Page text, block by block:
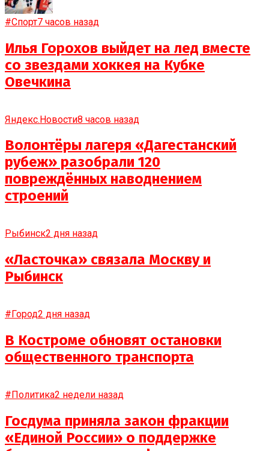
#Спорт7 часов назад
Илья Горохов выйдет на лед вместе
со звездами хоккея на Кубке
Овечкина
Яндекс.Новости8 часов назад
Волонтёры лагеря «Дагестанский
рубеж» разобрали 120
повреждённых наводнением
строений
Рыбинск2 дня назад
«Ласточка» связала Москву и
Рыбинск
#Город2 дня назад
В Костроме обновят остановки
общественного транспорта
#Политика2 недели назад
Госдума приняла закон фракции
«Единой России» о поддержке